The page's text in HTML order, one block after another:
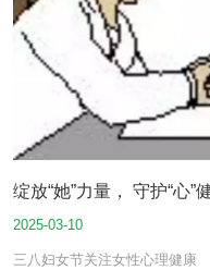
绽放“她”力量， 守
2025-03-10
三八妇女节关注女性心理健康